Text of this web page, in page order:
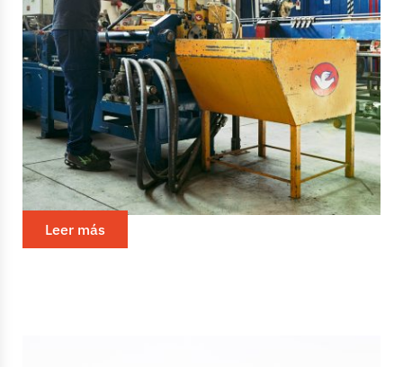
Acercándonos a la industria:
Columbus
Si alguna vez has formado parte de una conversación
sobre bicicletas de acero, probablemente "Columbus"
haya formado parte de ella de una forma u otra. Su
logotipo rara...
Leer más